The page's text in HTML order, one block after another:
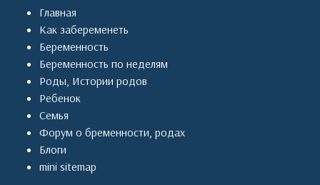
Главная
Как забеременеть
Беременность
Беременность по неделям
Роды, Истории родов
Ребенок
Семья
Форум о бременности, родах
Блоги
mini sitemap